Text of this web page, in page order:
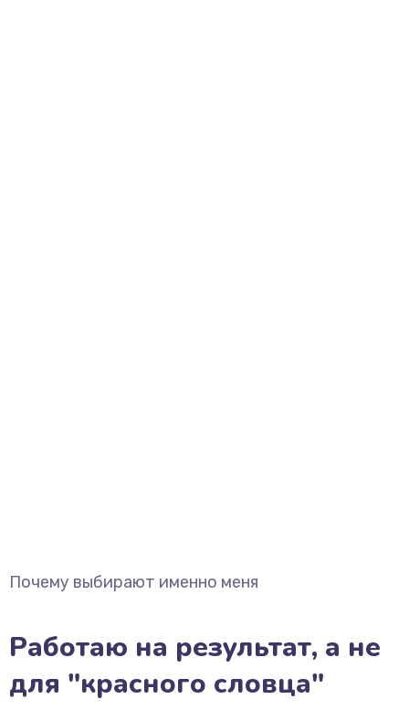
Почему выбирают именно меня
Работаю на результат, а не
для "красного словца"